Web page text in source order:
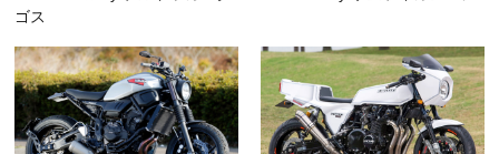
ゴス